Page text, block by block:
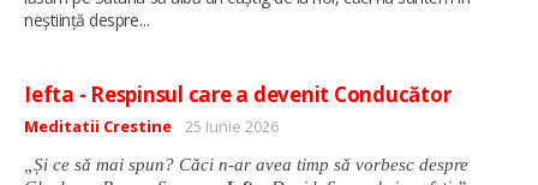
neștiință despre...
Iefta - Respinsul care a devenit Conducător
Detalii
Meditatii Crestine 25 Iunie 2026
„Și ce să mai spun? Căci n-ar avea timp să vorbesc despre